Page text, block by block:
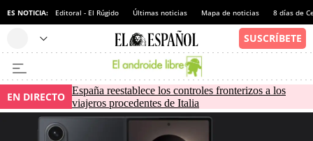
ES NOTICIA: Editoral - El Rúgido Últimas noticias Mapa de noticias 8 días de
EN DIRECTO España reestablece los controles fronterizos a los
viajeros procedentes de Italia